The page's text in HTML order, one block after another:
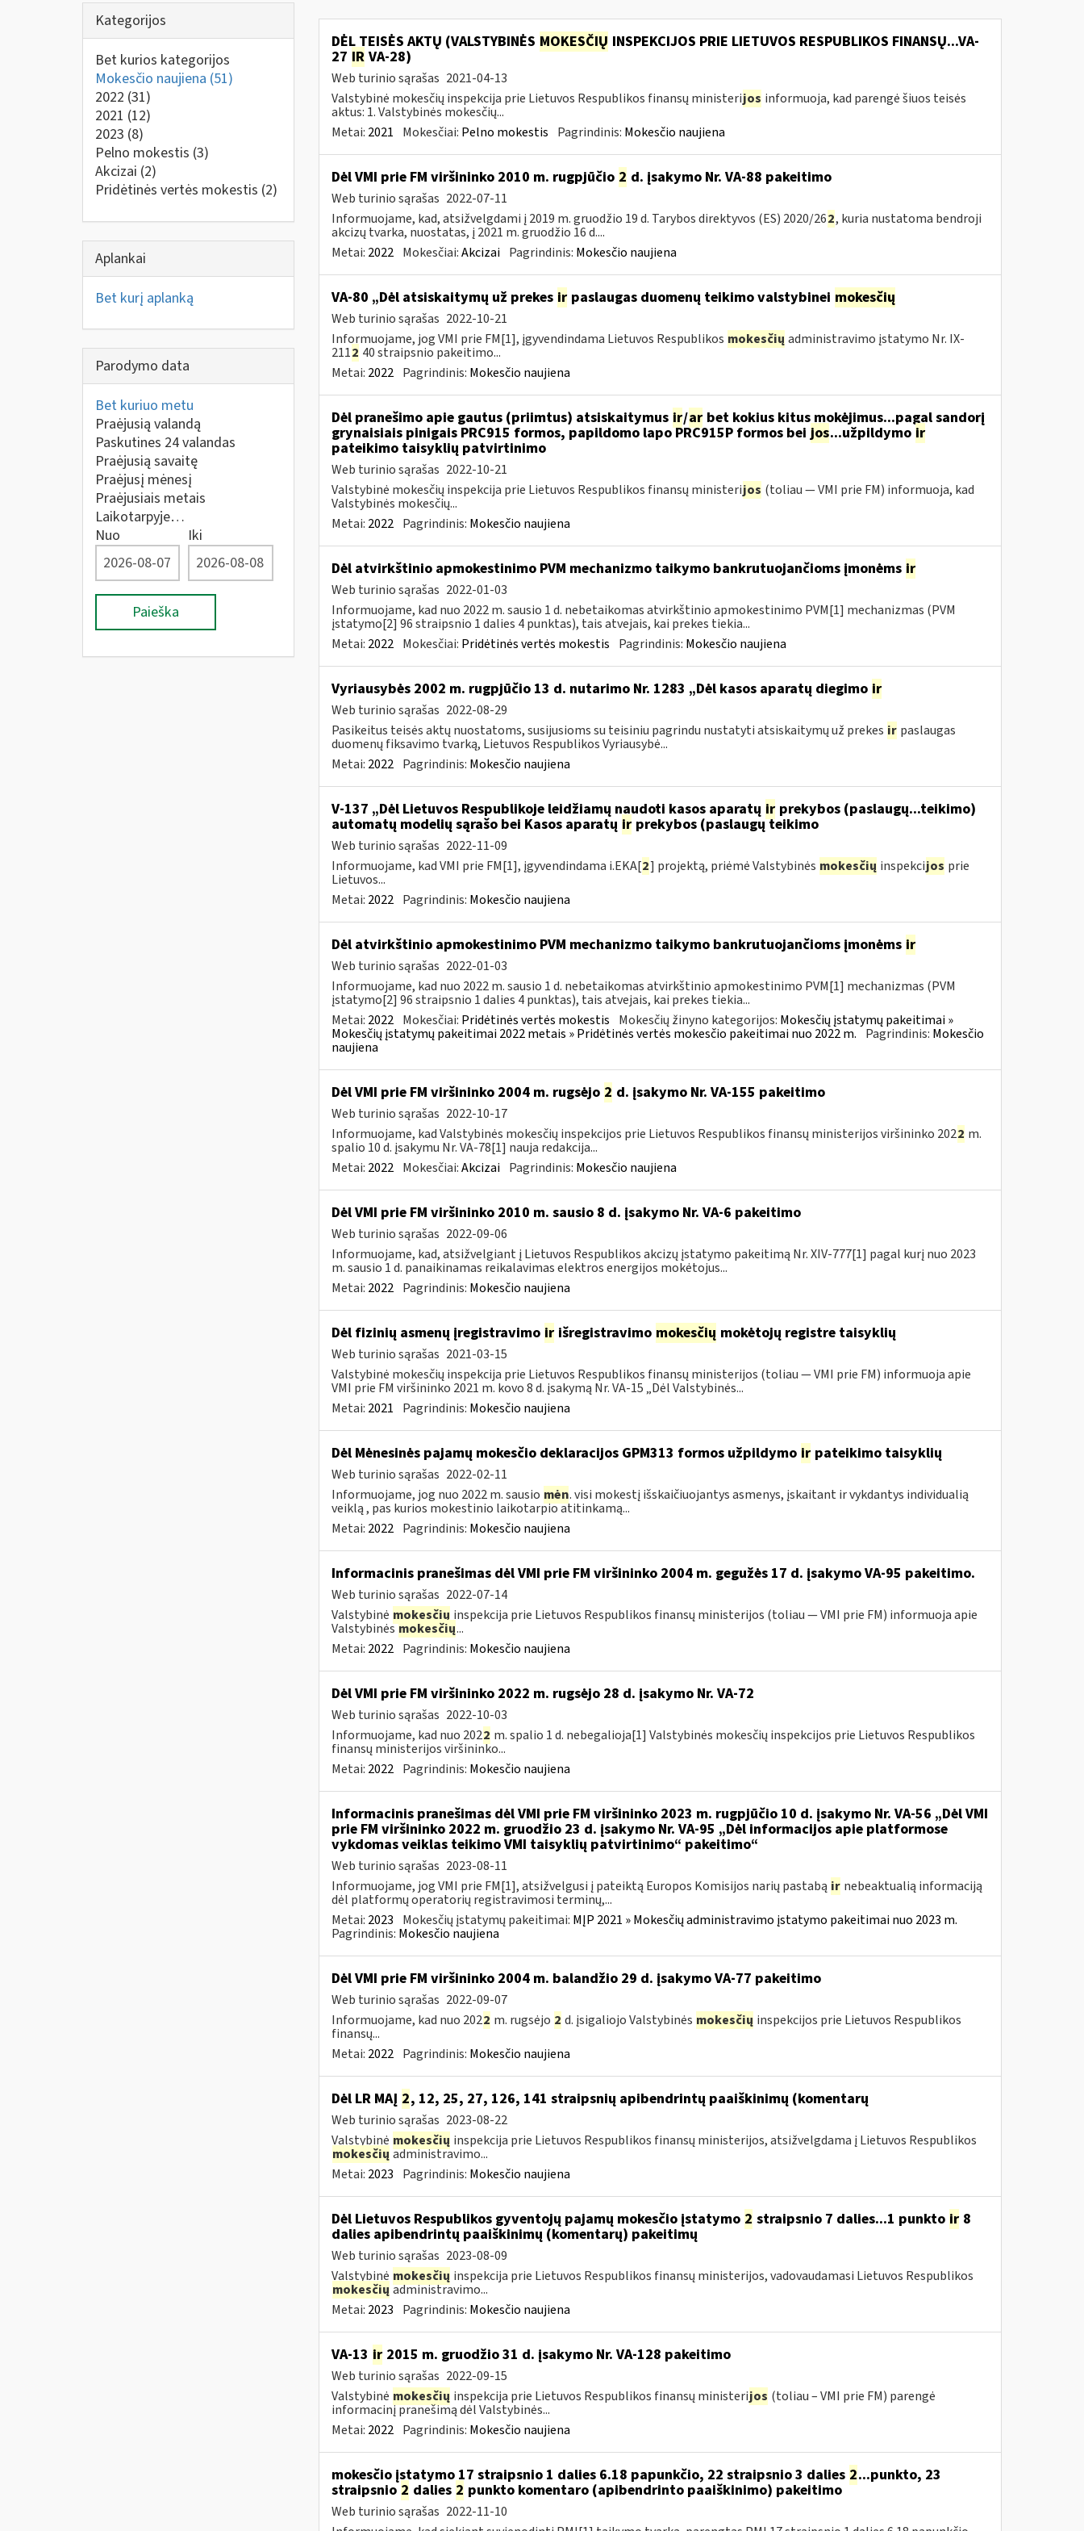
Kategorijos
Bet kurios kategorijos
Mokesčio naujiena (51)
2022 (31)
2021 (12)
2023 (8)
Pelno mokestis (3)
Akcizai (2)
Pridėtinės vertės mokestis (2)
Aplankai
Bet kurį aplanką
Parodymo data
Bet kuriuo metu
Praėjusią valandą
Paskutines 24 valandas
Praėjusią savaitę
Praėjusį mėnesį
Praėjusiais metais
Laikotarpyje…
Nuo
Iki
Paieška
DĖL TEISĖS AKTŲ (VALSTYBINĖS MOKESČIŲ INSPEKCIJOS PRIE LIETUVOS RESPUBLIKOS FINANSŲ...VA-
27 IR VA-28)
Web turinio sąrašas 2021-04-13
Valstybinė mokesčių inspekcija prie Lietuvos Respublikos finansų ministerijos informuoja, kad parengė šiuos teisės
aktus: 1. Valstybinės mokesčių...
Metai: 2021 Mokesčiai: Pelno mokestis Pagrindinis: Mokesčio naujiena
Dėl VMI prie FM viršininko 2010 m. rugpjūčio 2 d. įsakymo Nr. VA-88 pakeitimo
Web turinio sąrašas 2022-07-11
Informuojame, kad, atsižvelgdami į 2019 m. gruodžio 19 d. Tarybos direktyvos (ES) 2020/262, kuria nustatoma bendroji
akcizų tvarka, nuostatas, į 2021 m. gruodžio 16 d....
Metai: 2022 Mokesčiai:Akcizai Pagrindinis: Mokesčio naujiena
VA-80 „Dėl atsiskaitymų už prekes irpaslaugas duomenų teikimo valstybinei mokesčių
Web turinio sąrašas 2022-10-21
Informuojame, jog VMI prie FM[1], įgyvendindama Lietuvos Respublikos mokesčių administravimo įstatymo Nr. IX-
2112 40 straipsnio pakeitimo...
Metai: 2022 Pagrindinis: Mokesčio naujiena
Dėl pranešimo apie gautus (priimtus) atsiskaitymus ir/arbet kokius kitus mokėjimus...pagal sandorį
grynaisiais pinigais PRC915 formos, papildomo lapo PRC915P formos bei jos...užpildymo ir
pateikimo taisyklių patvirtinimo
Web turinio sąrašas 2022-10-21
Valstybinė mokesčių inspekcija prie Lietuvos Respublikos finansų ministerijos (toliau ― VMI prie FM) informuoja, kad
Valstybinės mokesčių...
Metai: 2022 Pagrindinis: Mokesčio naujiena
Dėl atvirkštinio apmokestinimo PVM mechanizmo taikymo bankrutuojančioms įmonėms ir
Web turinio sąrašas 2022-01-03
Informuojame, kad nuo 2022 m. sausio 1 d. nebetaikomas atvirkštinio apmokestinimo PVM[1] mechanizmas (PVM
įstatymo[2] 96 straipsnio 1 dalies 4 punktas), tais atvejais, kai prekes tiekia...
Metai: 2022 Mokesčiai: Pridėtinės vertės mokestis Pagrindinis: Mokesčio naujiena
Vyriausybės 2002 m. rugpjūčio 13 d. nutarimo Nr. 1283 „Dėl kasos aparatų diegimo ir
Web turinio sąrašas 2022-08-29
Pasikeitus teisės aktų nuostatoms, susijusioms su teisiniu pagrindu nustatyti atsiskaitymų už prekes ir paslaugas
duomenų fiksavimo tvarką, Lietuvos Respublikos Vyriausybė...
Metai: 2022 Pagrindinis: Mokesčio naujiena
V-137 „Dėl Lietuvos Respublikoje leidžiamų naudoti kasos aparatų irprekybos (paslaugų...teikimo)
automatų modelių sąrašo bei Kasos aparatų irprekybos (paslaugų teikimo
Web turinio sąrašas 2022-11-09
Informuojame, kad VMI prie FM[1], įgyvendindama i.EKA[2] projektą, priėmė Valstybinės mokesčių inspekcijos prie
Lietuvos...
Metai: 2022 Pagrindinis: Mokesčio naujiena
Dėl atvirkštinio apmokestinimo PVM mechanizmo taikymo bankrutuojančioms įmonėms ir
Web turinio sąrašas 2022-01-03
Informuojame, kad nuo 2022 m. sausio 1 d. nebetaikomas atvirkštinio apmokestinimo PVM[1] mechanizmas (PVM
įstatymo[2] 96 straipsnio 1 dalies 4 punktas), tais atvejais, kai prekes tiekia...
Metai: 2022 Mokesčiai: Pridėtinės vertės mokestis Mokesčių žinyno kategorijos: Mokesčių įstatymų pakeitimai »
Mokesčių įstatymų pakeitimai 2022 metais » Pridėtinės vertės mokesčio pakeitimai nuo 2022 m. Pagrindinis: Mokesčio
naujiena
Dėl VMI prie FM viršininko 2004 m. rugsėjo 2 d. įsakymo Nr. VA-155 pakeitimo
Web turinio sąrašas 2022-10-17
Informuojame, kad Valstybinės mokesčių inspekcijos prie Lietuvos Respublikos finansų ministerijos viršininko 2022 m.
spalio 10 d. įsakymu Nr. VA-78[1] nauja redakcija...
Metai: 2022 Mokesčiai:Akcizai Pagrindinis: Mokesčio naujiena
Dėl VMI prie FM viršininko 2010 m. sausio 8 d. įsakymo Nr. VA-6 pakeitimo
Web turinio sąrašas 2022-09-06
Informuojame, kad, atsižvelgiant į Lietuvos Respublikos akcizų įstatymo pakeitimą Nr. XIV-777[1] pagal kurį nuo 2023
m. sausio 1 d. panaikinamas reikalavimas elektros energijos mokėtojus...
Metai: 2022 Pagrindinis: Mokesčio naujiena
Dėl fizinių asmenų įregistravimo irišregistravimo mokesčių mokėtojų registre taisyklių
Web turinio sąrašas 2021-03-15
Valstybinė mokesčių inspekcija prie Lietuvos Respublikos finansų ministerijos (toliau ― VMI prie FM) informuoja apie
VMI prie FM viršininko 2021 m. kovo 8 d. įsakymą Nr. VA-15 „Dėl Valstybinės...
Metai: 2021 Pagrindinis: Mokesčio naujiena
Dėl Mėnesinės pajamų mokesčio deklaracijos GPM313 formos užpildymo irpateikimo taisyklių
Web turinio sąrašas 2022-02-11
Informuojame, jog nuo 2022 m. sausio mėn. visi mokestį išskaičiuojantys asmenys, įskaitant ir vykdantys individualią
veiklą , pas kurios mokestinio laikotarpio atitinkamą...
Metai: 2022 Pagrindinis: Mokesčio naujiena
Informacinis pranešimas dėl VMI prie FM viršininko 2004 m. gegužės 17 d. įsakymo VA-95 pakeitimo.
Web turinio sąrašas 2022-07-14
Valstybinė mokesčių inspekcija prie Lietuvos Respublikos finansų ministerijos (toliau ― VMI prie FM) informuoja apie
Valstybinėsmokesčių...
Metai: 2022 Pagrindinis: Mokesčio naujiena
Dėl VMI prie FM viršininko 2022 m. rugsėjo 28 d. įsakymo Nr. VA-72
Web turinio sąrašas 2022-10-03
Informuojame, kad nuo 2022 m. spalio 1 d. nebegalioja[1] Valstybinės mokesčių inspekcijos prie Lietuvos Respublikos
finansų ministerijos viršininko...
Metai: 2022 Pagrindinis: Mokesčio naujiena
Informacinis pranešimas dėl VMI prie FM viršininko 2023 m. rugpjūčio 10 d. įsakymo Nr. VA-56 „Dėl VMI
prie FM viršininko 2022 m. gruodžio 23 d. įsakymo Nr. VA-95 „Dėl informacijos apie platformose
vykdomas veiklas teikimo VMI taisyklių patvirtinimo“ pakeitimo“
Web turinio sąrašas 2023-08-11
Informuojame, jog VMI prie FM[1], atsižvelgusi į pateiktą Europos Komisijos narių pastabą ir nebeaktualią informaciją
dėl platformų operatorių registravimosi terminų,...
Metai: 2023 Mokesčių įstatymų pakeitimai: MĮP 2021 » Mokesčių administravimo įstatymo pakeitimai nuo 2023 m.
Pagrindinis: Mokesčio naujiena
Dėl VMI prie FM viršininko 2004 m. balandžio 29 d. įsakymo VA-77 pakeitimo
Web turinio sąrašas 2022-09-07
Informuojame, kad nuo 2022 m. rugsėjo 2 d. įsigaliojo Valstybinės mokesčių inspekcijos prie Lietuvos Respublikos
finansų...
Metai: 2022 Pagrindinis: Mokesčio naujiena
Dėl LR MAĮ 2, 12, 25, 27, 126, 141 straipsnių apibendrintų paaiškinimų (komentarų
Web turinio sąrašas 2023-08-22
Valstybinė mokesčių inspekcija prie Lietuvos Respublikos finansų ministerijos, atsižvelgdama į Lietuvos Respublikos
mokesčių administravimo...
Metai: 2023 Pagrindinis: Mokesčio naujiena
Dėl Lietuvos Respublikos gyventojų pajamų mokesčio įstatymo 2 straipsnio 7 dalies...1 punkto ir8
dalies apibendrintų paaiškinimų (komentarų) pakeitimų
Web turinio sąrašas 2023-08-09
Valstybinė mokesčių inspekcija prie Lietuvos Respublikos finansų ministerijos, vadovaudamasi Lietuvos Respublikos
mokesčių administravimo...
Metai: 2023 Pagrindinis: Mokesčio naujiena
VA-13 ir2015 m. gruodžio 31 d. įsakymo Nr. VA-128 pakeitimo
Web turinio sąrašas 2022-09-15
Valstybinė mokesčių inspekcija prie Lietuvos Respublikos finansų ministerijos (toliau – VMI prie FM) parengė
informacinį pranešimą dėl Valstybinės...
Metai: 2022 Pagrindinis: Mokesčio naujiena
mokesčio įstatymo 17 straipsnio 1 dalies 6.18 papunkčio, 22 straipsnio 3 dalies 2...punkto, 23
straipsnio 2 dalies 2 punkto komentaro (apibendrinto paaiškinimo) pakeitimo
Web turinio sąrašas 2022-11-10